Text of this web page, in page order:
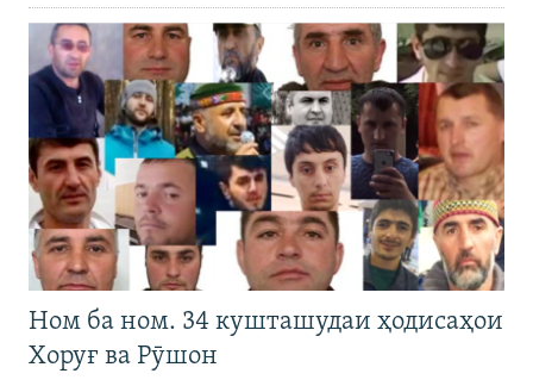
Ном ба ном. 34 кушташудаи ҳодисаҳои
Хоруғ ва Рӯшон